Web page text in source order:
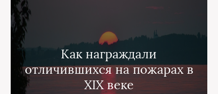
Как награждали
отличившихся на пожарах в
XIX веке